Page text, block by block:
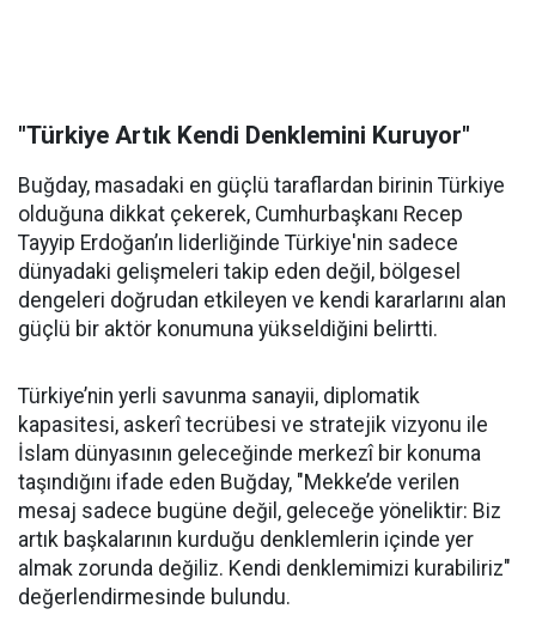
"Türkiye Artık Kendi Denklemini Kuruyor"
Buğday, masadaki en güçlü taraflardan birinin Türkiye
olduğuna dikkat çekerek, Cumhurbaşkanı Recep
Tayyip Erdoğan’ın liderliğinde Türkiye'nin sadece
dünyadaki gelişmeleri takip eden değil, bölgesel
dengeleri doğrudan etkileyen ve kendi kararlarını alan
güçlü bir aktör konumuna yükseldiğini belirtti.
Türkiye’nin yerli savunma sanayii, diplomatik
kapasitesi, askerî tecrübesi ve stratejik vizyonu ile
İslam dünyasının geleceğinde merkezî bir konuma
taşındığını ifade eden Buğday, "Mekke’de verilen
mesaj sadece bugüne değil, geleceğe yöneliktir: Biz
artık başkalarının kurduğu denklemlerin içinde yer
almak zorunda değiliz. Kendi denklemimizi kurabiliriz"
değerlendirmesinde bulundu.